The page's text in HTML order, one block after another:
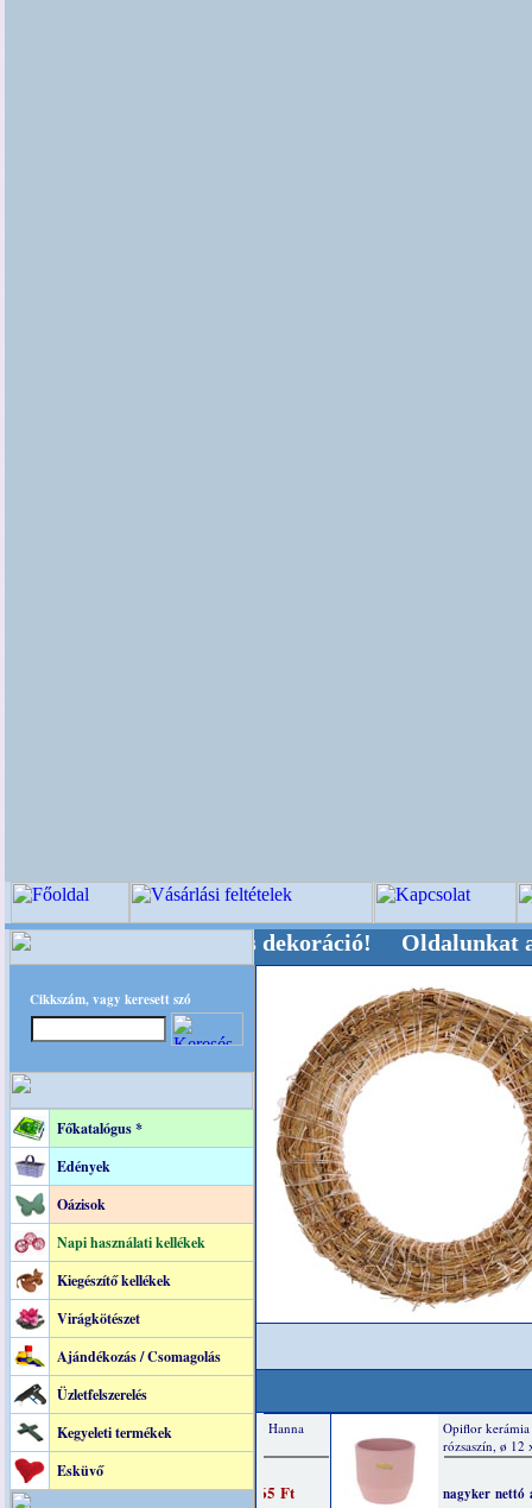
Cikkszám, vagy keresett szó
Főkatalógus *
Edények
Oázisok
Napi használati kellékek
Kiegészítő kellékek
Virágkötészet
Ajándékozás / Csomagolás
Üzletfelszerelés
Kegyeleti termékek
Esküvő
kellékek és dekoráció! Oldalunkat